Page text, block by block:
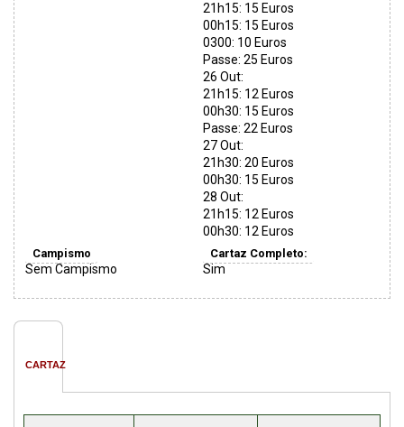
21h15: 15 Euros
00h15: 15 Euros
0300: 10 Euros
Passe: 25 Euros
26 Out:
21h15: 12 Euros
00h30: 15 Euros
Passe: 22 Euros
27 Out:
21h30: 20 Euros
00h30: 15 Euros
28 Out:
21h15: 12 Euros
00h30: 12 Euros
Campismo
Sem Campismo
Cartaz Completo:
Sim
CARTAZ